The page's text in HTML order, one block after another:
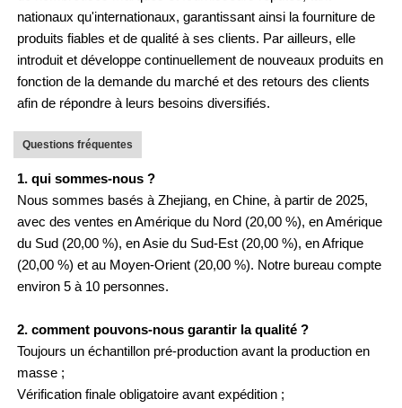
nationaux qu'internationaux, garantissant ainsi la fourniture de
produits fiables et de qualité à ses clients. Par ailleurs, elle
introduit et développe continuellement de nouveaux produits en
fonction de la demande du marché et des retours des clients
afin de répondre à leurs besoins diversifiés.
Questions fréquentes
1. qui sommes-nous ?
Nous sommes basés à Zhejiang, en Chine, à partir de 2025,
avec des ventes en Amérique du Nord (20,00 %), en Amérique
du Sud (20,00 %), en Asie du Sud-Est (20,00 %), en Afrique
(20,00 %) et au Moyen-Orient (20,00 %). Notre bureau compte
environ 5 à 10 personnes.
2. comment pouvons-nous garantir la qualité ?
Toujours un échantillon pré-production avant la production en
masse ;
Vérification finale obligatoire avant expédition ;